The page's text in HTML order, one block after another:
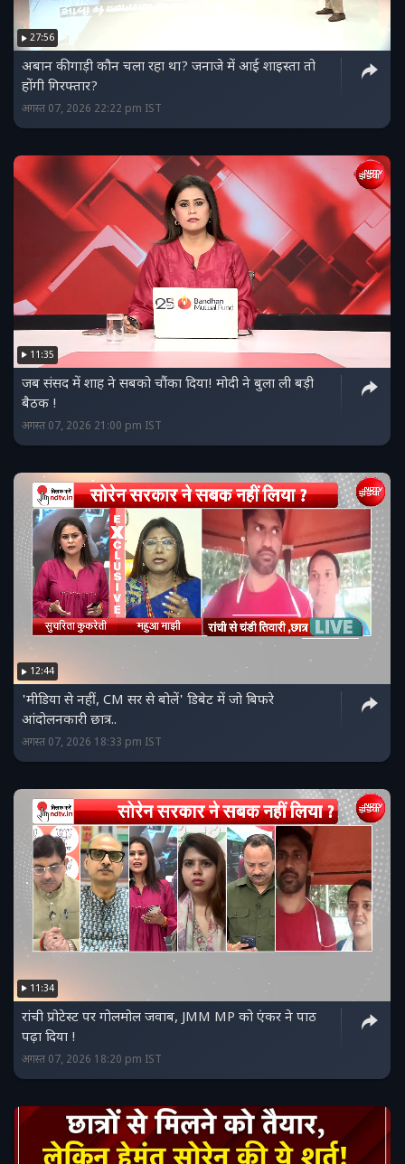
27:56
अबान की गाड़ी कौन चला रहा था? जनाजे में आई शाइस्ता तो
होंगी गिरफ्तार?
अगस्त 07, 2026 22:22 pm IST
11:35
जब संसद में शाह ने सबको चौंका दिया! मोदी ने बुला ली बड़ी
बैठक !
अगस्त 07, 2026 21:00 pm IST
12:44
'मीडिया से नहीं, CM सर से बोलें' डिबेट में जो बिफरे
आंदोलनकारी छात्र..
अगस्त 07, 2026 18:33 pm IST
11:34
रांची प्रोटेस्ट पर गोलमोल जवाब, JMM MP को एंकर ने पाठ
पढ़ा दिया !
अगस्त 07, 2026 18:20 pm IST